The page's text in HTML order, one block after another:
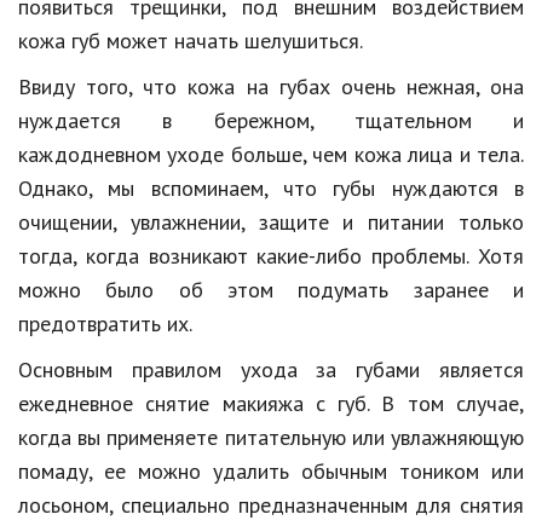
Психология и отношения
Творчество и рукоделие
Разное
Работа и бизнес
Животные
Еда и напитки
Праздники и подарки
Домашние животные
Семья и дети
Путешествия
появиться трещинки, под внешним воздействием
кожа губ может начать шелушиться.
Ввиду того, что кожа на губах очень нежная, она
нуждается в бережном, тщательном и
каждодневном уходе больше, чем кожа лица и тела.
Однако, мы вспоминаем, что губы нуждаются в
очищении, увлажнении, защите и питании только
тогда, когда возникают какие-либо проблемы. Хотя
можно было об этом подумать заранее и
предотвратить их.
Основным правилом ухода за губами является
ежедневное снятие макияжа с губ. В том случае,
когда вы применяете питательную или увлажняющую
помаду, ее можно удалить обычным тоником или
лосьоном, специально предназначенным для снятия